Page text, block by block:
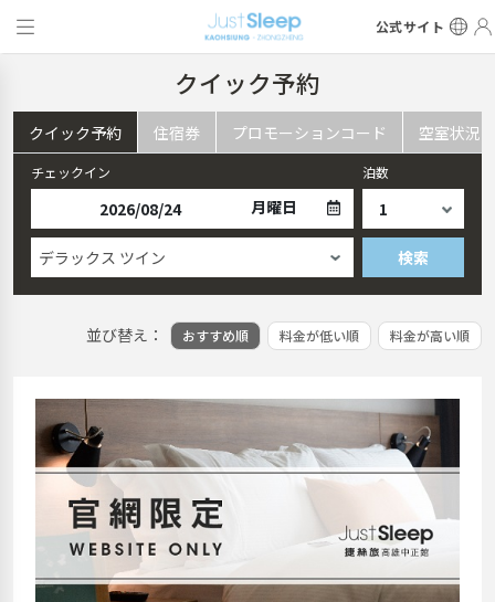
公式サイト
クイック予約
クイック予約 住宿券 プロモーションコード 空室状況
チェックイン
月曜日
泊数
デラックス ツイン 検索
並び替え： おすすめ順 料金が低い順 料金が高い順